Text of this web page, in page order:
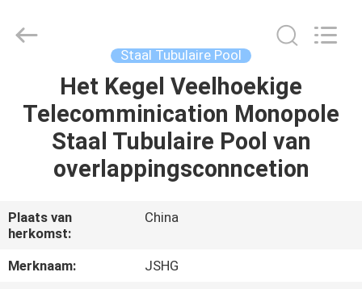
PRODUCTEN
VR-
SHOW
co.,ltd.
Staal Tubulaire Pool
Het Kegel Veelhoekige
Telecomminication Monopole
Staal Tubulaire Pool van
overlappingsconncetion
Plaats van
herkomst:
China
Merknaam:
JSHG